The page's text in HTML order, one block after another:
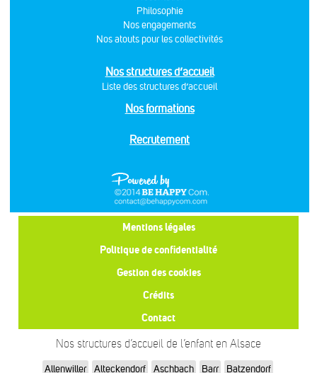
Philosophie
Nos engagements
Nos atouts pour les collectivités
Nos structures d’accueil
Liste des structures d’accueil
Nos formations
Recrutement
Mentions légales
Politique de confidentialité
Gestion des cookies
Crédits
Contact
Nos structures d’accueil de l’enfant en Alsace
Allenwiller Alteckendorf Aschbach Barr
Batzendorf